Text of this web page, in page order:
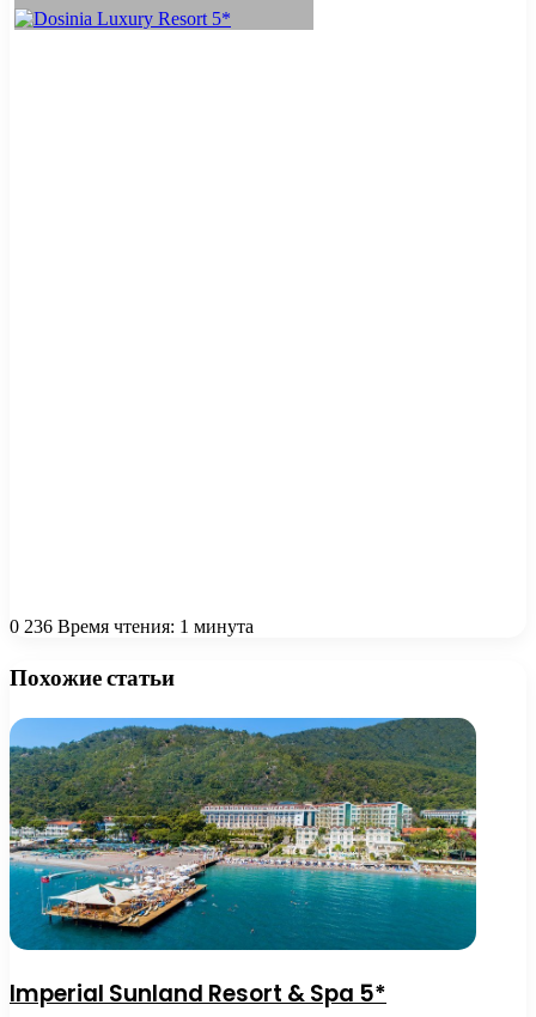
0 236 Время чтения: 1 минута
Похожие статьи
Imperial Sunland Resort & Spa 5*